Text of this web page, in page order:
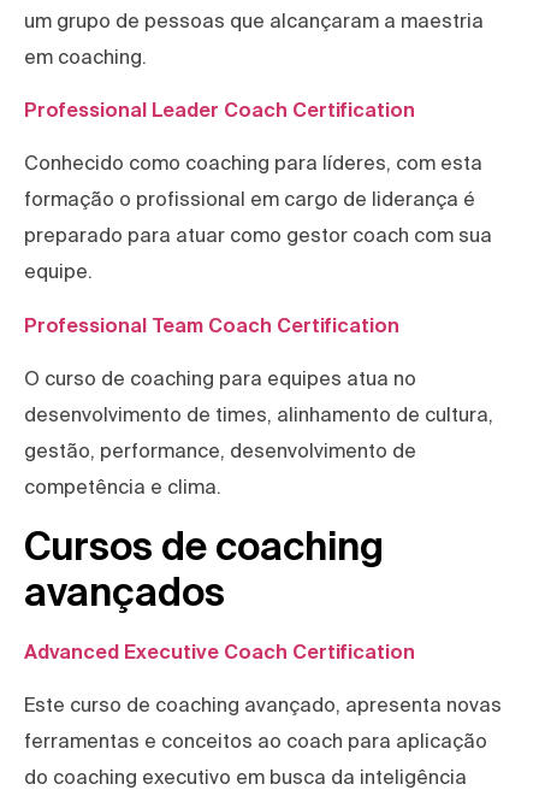
um grupo de pessoas que alcançaram a maestria
em coaching.
Professional Leader Coach Certification
Conhecido como coaching para líderes, com esta
formação o profissional em cargo de liderança é
preparado para atuar como gestor coach com sua
equipe.
Professional Team Coach Certification
O curso de coaching para equipes atua no
desenvolvimento de times, alinhamento de cultura,
gestão, performance, desenvolvimento de
competência e clima.
Cursos de coaching
avançados
Advanced Executive Coach Certification
Este curso de coaching avançado, apresenta novas
ferramentas e conceitos ao coach para aplicação
do coaching executivo em busca da inteligência